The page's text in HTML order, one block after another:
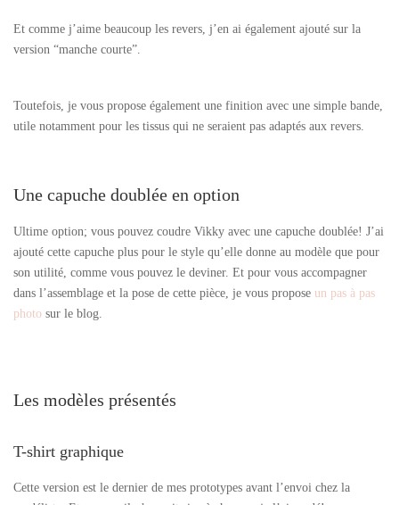
Et comme j’aime beaucoup les revers, j’en ai également ajouté sur la
version “manche courte”.
Toutefois, je vous propose également une finition avec une simple bande,
utile notamment pour les tissus qui ne seraient pas adaptés aux revers.
Une capuche doublée en option
Ultime option; vous pouvez coudre Vikky avec une capuche doublée! J’ai
ajouté cette capuche plus pour le style qu’elle donne au modèle que pour
son utilité, comme vous pouvez le deviner. Et pour vous accompagner
dans l’assemblage et la pose de cette pièce, je vous propose un pas à pas
photo sur le blog.
Les modèles présentés
T-shirt graphique
Cette version est le dernier de mes prototypes avant l’envoi chez la